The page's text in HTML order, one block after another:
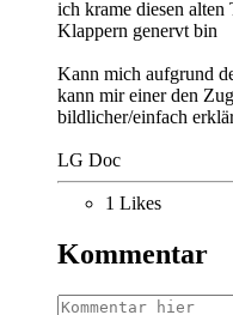
ich krame diesen alten
Klappern genervt bin
Kann mich aufgrund
kann mir einer den
bildlicher/einfach
LG Doc
1 Likes
Kommentar